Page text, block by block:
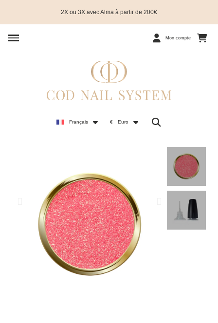
2X ou 3X avec Alma à partir de 200€
Mon compte
Français € Euro